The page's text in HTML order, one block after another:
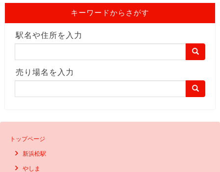
キーワードからさがす
駅名や住所を入力
売り場名を入力
トップページ
新浜松駅
やしま